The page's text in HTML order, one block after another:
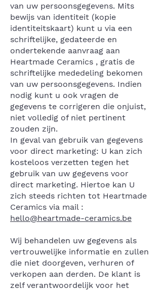
van uw persoonsgegevens. Mits
bewijs van identiteit (kopie
identiteitskaart) kunt u via een
schriftelijke, gedateerde en
ondertekende aanvraag aan
Heartmade Ceramics , gratis de
schriftelijke mededeling bekomen
van uw persoonsgegevens. Indien
nodig kunt u ook vragen de
gegevens te corrigeren die onjuist,
niet volledig of niet pertinent
zouden zijn.
In geval van gebruik van gegevens
voor direct marketing: U kan zich
kosteloos verzetten tegen het
gebruik van uw gegevens voor
direct marketing. Hiertoe kan U
zich steeds richten tot Heartmade
Ceramics via mail :
hello@heartmade-ceramics.be
Wij behandelen uw gegevens als
vertrouwelijke informatie en zullen
die niet doorgeven, verhuren of
verkopen aan derden. De klant is
zelf verantwoordelijk voor het